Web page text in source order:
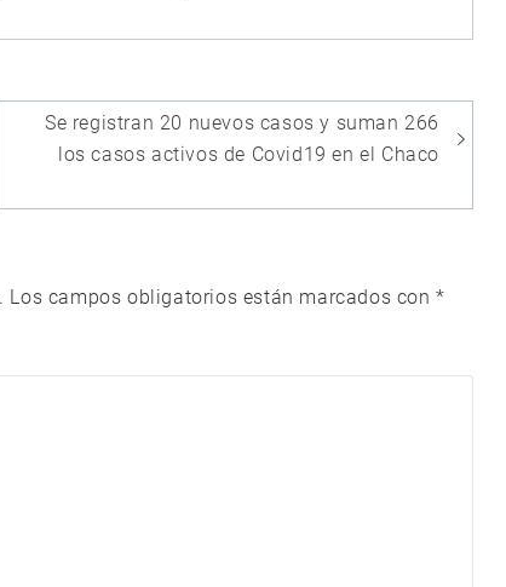
Se registran 20 nuevos casos y suman 266
los casos activos de Covid19 en el Chaco
Los campos obligatorios están marcados con*